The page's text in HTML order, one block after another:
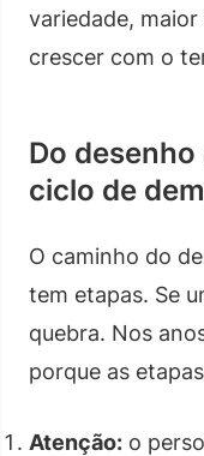
variedade,
crescer com o
Do
ciclo de
O caminho do
tem etapas. Se
quebra. Nos
porque as
Atenção: o